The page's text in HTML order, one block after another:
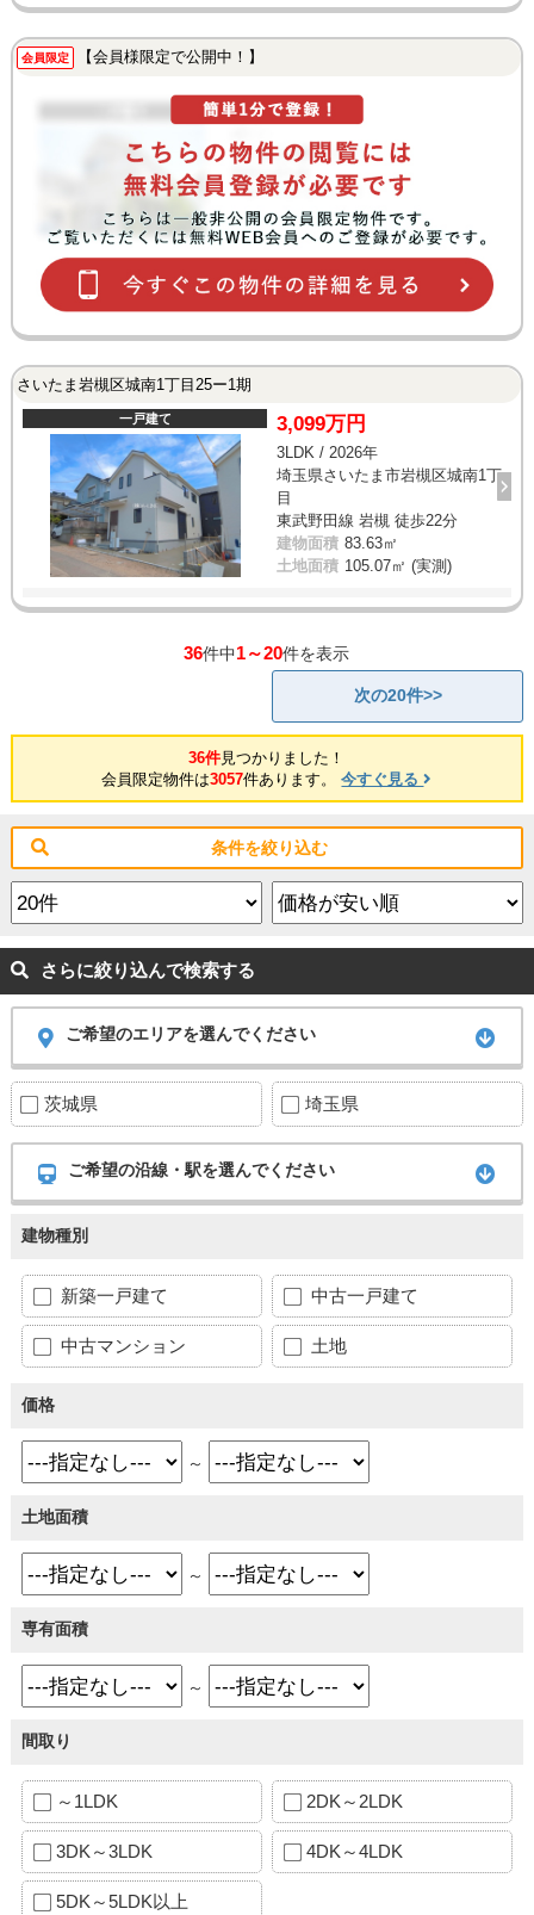
会員限定 【会員様限定で公開中！】
さいたま岩槻区城南1丁目25ー1期
一戸建て 3,099万円
3LDK / 2026年
埼玉県さいたま市岩槻区城南1丁
目
東武野田線 岩槻 徒歩22分
建物面積 83.63㎡
土地面積 105.07㎡ (実測)
36件中1～20件を表示
次の20件>>
36件見つかりました！
会員限定物件は3057件あります。今すぐ見る
条件を絞り込む
さらに絞り込んで検索する
ご希望のエリアを選んでください
茨城県 埼玉県
ご希望の沿線・駅を選んでください
建物種別
新築一戸建て 中古一戸建て
中古マンション 土地
価格
～
土地面積
～
専有面積
～
間取り
～1LDK 2DK～2LDK
3DK～3LDK 4DK～4LDK
5DK～5LDK以上